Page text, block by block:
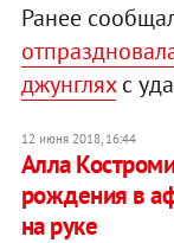
Ранее
джунгляхс
12 июня 2018, 16:44
Алла
рождения в
на руке